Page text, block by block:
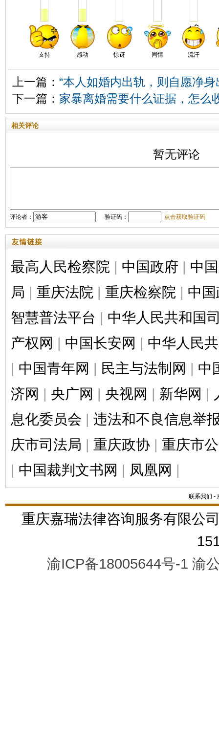
支持 感动 惊讶 同情 流汗
上一篇： “本人如婚内出轨，则自愿净
下一篇： 家暴离婚需要什么证据，怎么
相关评论
暂无评论
评论者： 验证码： 点击获取验证码
最高人民检察院 | 中国政府 | 中
局 | 重庆法院 | 重庆检察院 | 中
智慧普法平台 | 中华人民共和国
产权网 | 中国长安网 | 中华人民
| 中国青年网 | 民主与法制网 | 中
济网 | 央广网 | 央视网 | 新华网 |
息化委员会 | 违法和不良信息举
庆市司法局 | 重庆政协 | 重庆市
| 中国裁判文书网 | 凤凰网 |
联系我们 -
重庆嘉瑞法律咨询服务有限公
渝ICP备18005644号-1 渝